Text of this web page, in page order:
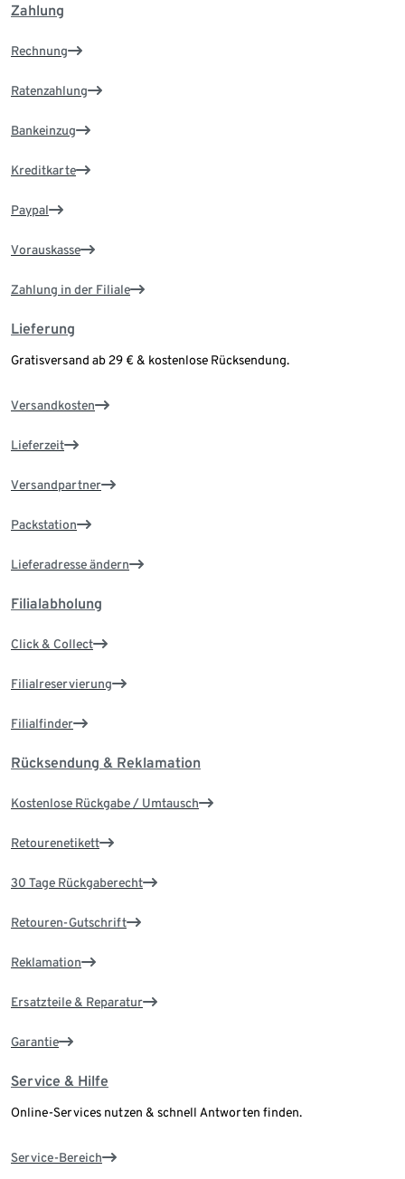
Zahlung
Rechnung
Ratenzahlung
Bankeinzug
Kreditkarte
Paypal
Vorauskasse
Zahlung in der Filiale
Lieferung
Gratisversand ab 29 € & kostenlose Rücksendung.
Versandkosten
Lieferzeit
Versandpartner
Packstation
Lieferadresse ändern
Filialabholung
Click & Collect
Filialreservierung
Filialfinder
Rücksendung & Reklamation
Kostenlose Rückgabe / Umtausch
Retourenetikett
30 Tage Rückgaberecht
Retouren-Gutschrift
Reklamation
Ersatzteile & Reparatur
Garantie
Service & Hilfe
Online-Services nutzen & schnell Antworten finden.
Service-Bereich